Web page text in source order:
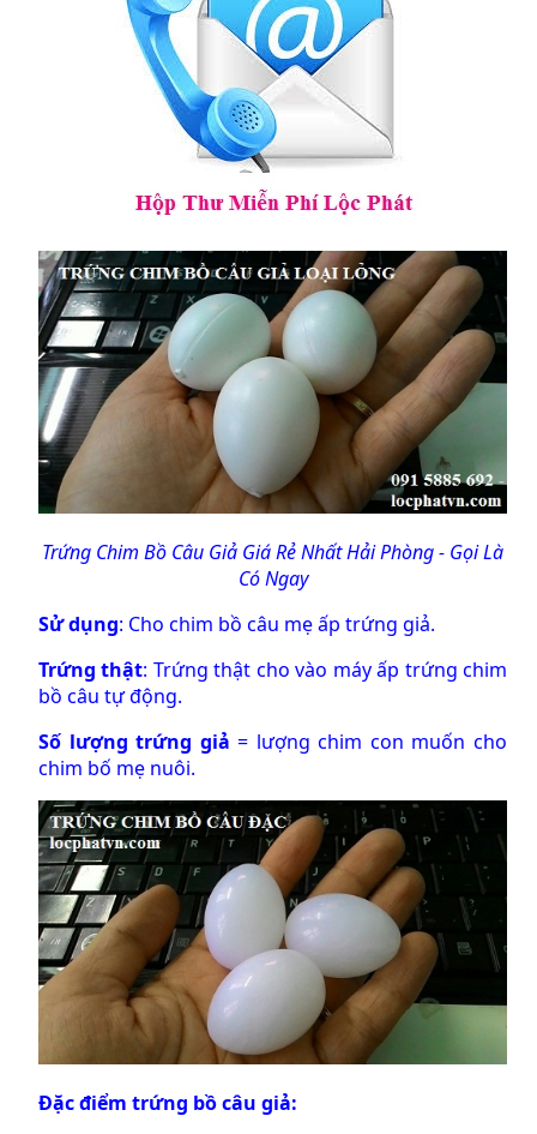
Trứng Chim Bồ Câu Giả Giá Rẻ Nhất Hải Phòng - Gọi Là
Có Ngay
Sử dụng: Cho chim bồ câu mẹ ấp trứng giả.
Trứng thật: Trứng thật cho vào máy ấp trứng chim
bồ câu tự động.
Số lượng trứng giả = lượng chim con muốn cho
chim bố mẹ nuôi.
Đặc điểm trứng bồ câu giả: